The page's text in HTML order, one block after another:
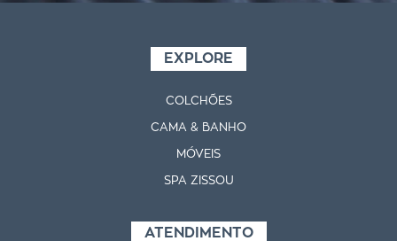
EXPLORE
COLCHÕES
CAMA & BANHO
MÓVEIS
SPA ZISSOU
ATENDIMENTO